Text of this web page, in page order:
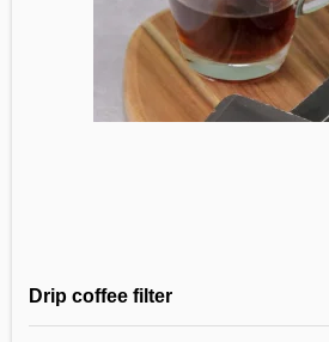
Drip coffee filter